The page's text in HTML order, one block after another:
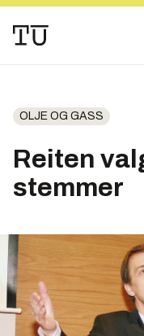
OLJE OG GASS
Reiten
stemmer